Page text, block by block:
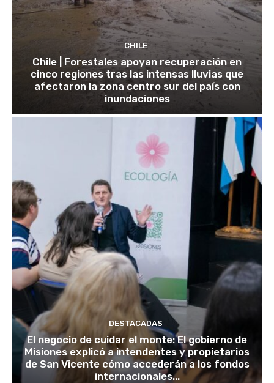
CHILE
Chile | Forestales apoyan recuperación en
cinco regiones tras las intensas lluvias que
afectaron la zona centro sur del país con
inundaciones
DESTACADAS
El negocio de cuidar el monte: El gobierno de
Misiones explicó a intendentes y propietarios
de San Vicente cómo accederán a los fondos
internacionales...